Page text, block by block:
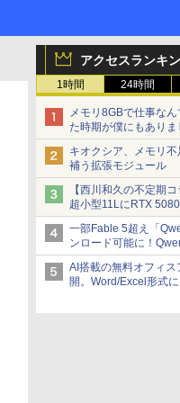
アクセスランキ
1時間 24時間
メモリ8GBで仕事な
た時期が僕にもありま
キオクシア、メモリ
補う拡張モジュール
【西川和久の不定期コ
超小型11LにRTX
ONE」最上位機の実
一部Fable 5超え「
ンロード可能に！
AI搭載の無料オフィ
開。Word/Excel形式